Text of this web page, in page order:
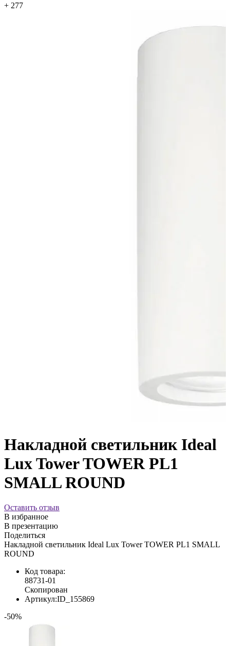
+ 277
Накладной светильник Ideal
Lux Tower TOWER PL1
SMALL ROUND
Оставить отзыв
В избранное
В презентацию
Поделиться
Накладной светильник Ideal Lux Tower TOWER PL1 SMALL
ROUND
Код товара:
88731-01
Скопирован
Артикул:ID_155869
-50%